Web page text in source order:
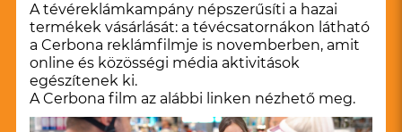
A tévéreklámkampány népszerűsíti a hazai
termékek vásárlását: a tévécsatornákon látható
a Cerbona reklámfilmje is novemberben, amit
online és közösségi média aktivitások
egészítenek ki.
A Cerbona film az alábbi linken nézhető meg.